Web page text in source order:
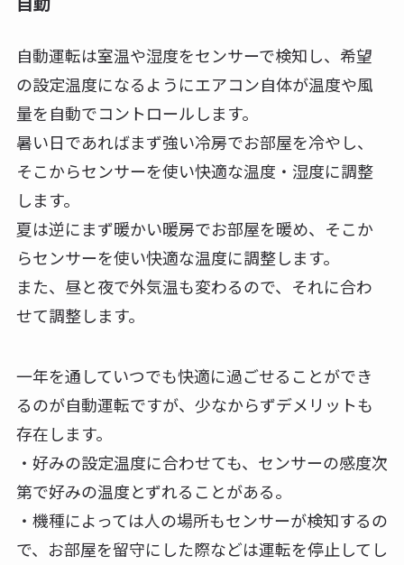
自動運転は室温や湿度をセンサーで検知し、希望
の設定温度になるようにエアコン自体が温度や風
量を自動でコントロールします。
暑い日であればまず強い冷房でお部屋を冷やし、
そこからセンサーを使い快適な温度・湿度に調整
します。
夏は逆にまず暖かい暖房でお部屋を暖め、そこか
らセンサーを使い快適な温度に調整します。
また、昼と夜で外気温も変わるので、それに合わ
せて調整します。
一年を通していつでも快適に過ごせることができ
るのが自動運転ですが、少なからずデメリットも
存在します。
・好みの設定温度に合わせても、センサーの感度次
第で好みの温度とずれることがある。
・機種によっては人の場所もセンサーが検知するの
で、お部屋を留守にした際などは運転を停止してし